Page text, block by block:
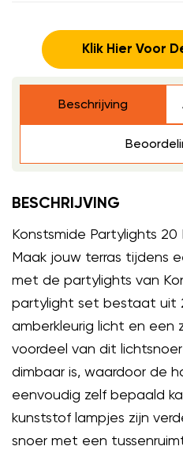
Klik Hier Voor
Beschrijving
BESCHRIJVING
Konstsmide Partylights 20
Maak jouw terras tijdens
met de partylights van
partylight set bestaat uit
amberkleurig licht en een
voordeel van dit
dimbaar is, waardoor de
eenvoudig zelf bepaald
kunststof lampjes zijn
snoer met een